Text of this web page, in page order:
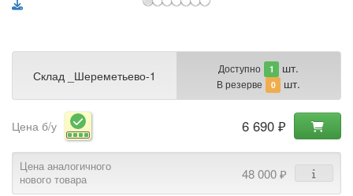
Склад _Шереметьево-1 Доступно 1 шт.
В резерве 0 шт.
Цена б/у 6 690 ₽
Цена аналогичного
нового товара
48 000 ₽